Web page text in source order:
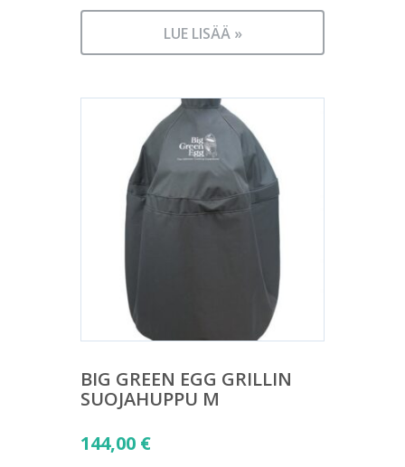
LUE LISÄÄ »
BIG GREEN EGG GRILLIN
SUOJAHUPPU M
144,00 €